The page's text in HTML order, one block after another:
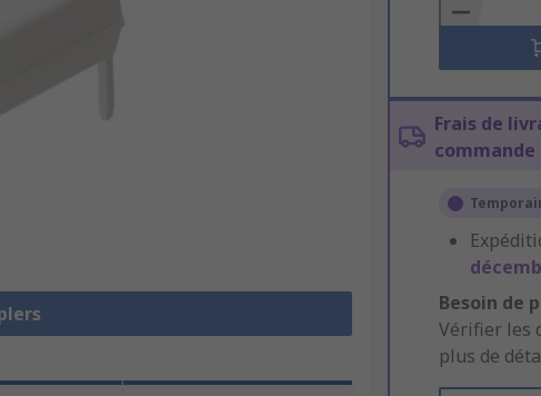
Basket
Frais de
commande
Besoin de
Vérifier les
plus de